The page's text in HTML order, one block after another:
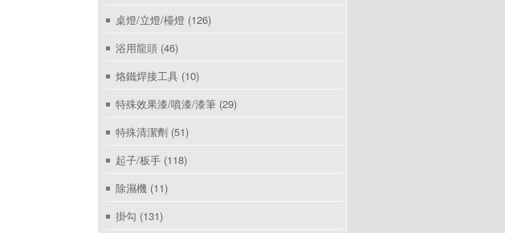
桌燈/立燈/檯燈 (126)
浴用龍頭 (46)
烙鐵焊接工具 (10)
特殊效果漆/噴漆/漆筆 (29)
特殊清潔劑 (51)
起子/板手 (118)
除濕機 (11)
掛勾 (131)